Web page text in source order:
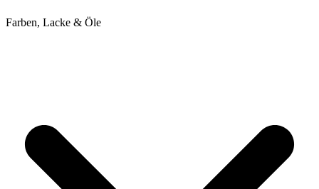
Farben, Lacke & Öle